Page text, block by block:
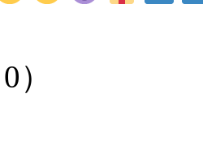
0）